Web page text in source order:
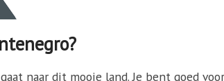
naar dit mooie land. Je bent goed